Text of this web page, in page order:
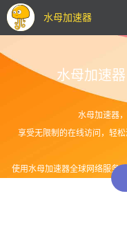
水母加速器
水母加速
水母加速器
享受无限制的在线访问，轻松
使用水母加速器全球网络服务,